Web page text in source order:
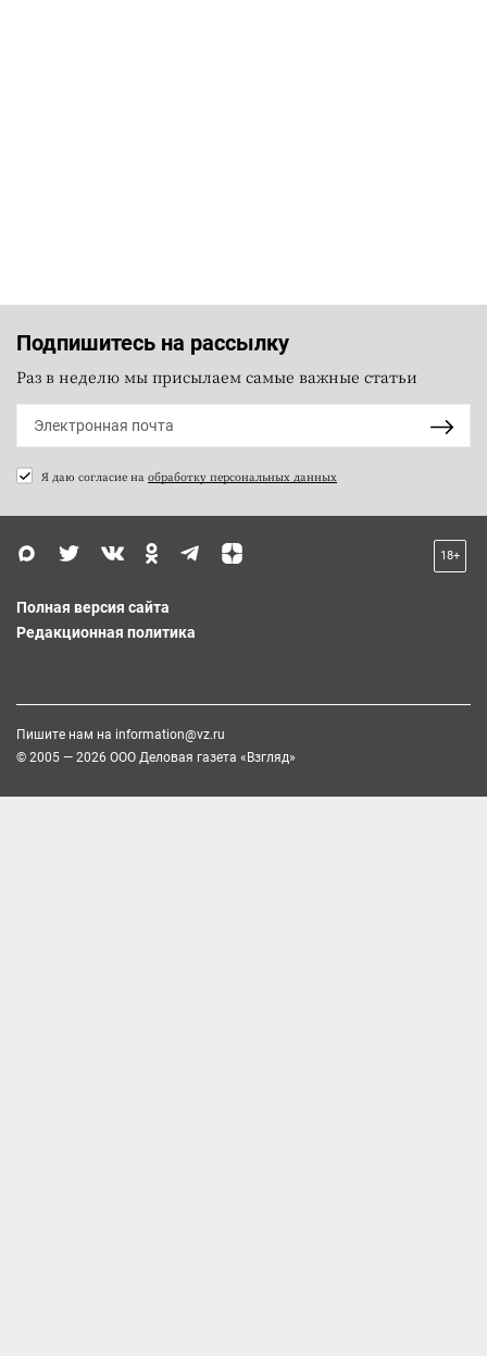
Подпишитесь на рассылку
Раз в неделю мы присылаем самые важные статьи
Я даю согласие на обработку персональных данных
18+
Полная версия сайта
Редакционная политика
Пишите нам на information@vz.ru
© 2005 — 2026 ООО Деловая газета «Взгляд»